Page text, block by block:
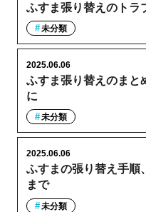
ふすま張り替えのトラ
未分類
ふすま張り替えのまと
に
2025.06.06
未分類
ふすまの張り替え手順
まで
2025.06.06
未分類